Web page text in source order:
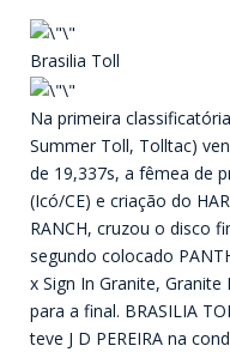
Brasilia Toll
Na primeira
Summer Toll, Tolltac)
de 19,337s, a fêmea de
(Icó/CE) e criação do
RANCH, cruzou o disco
segundo colocado
x Sign In Granite,
para a final. BRASILIA
teve J D PEREIRA na